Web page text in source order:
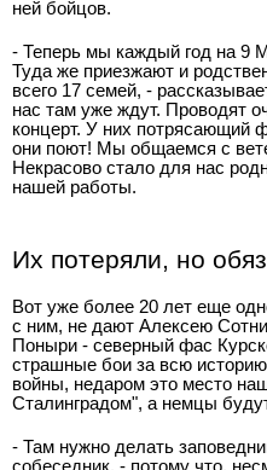
ней бойцов.
- Теперь мы каждый год на 9
Туда же приезжают и
всего 17 семей, -
нас там уже ждут. Проводят
концерт. У них потрясающий
они поют! Мы общаемся с
Некрасово стало для нас
нашей работы.
Их потеряли, но
Вот уже более 20 лет еще
с ним, не дают Алексею
Поныри - северный фас
страшные бои за всю
войны, недаром это место
Сталинградом", а немцы
- Там нужно делать
собеседник, - потому что,